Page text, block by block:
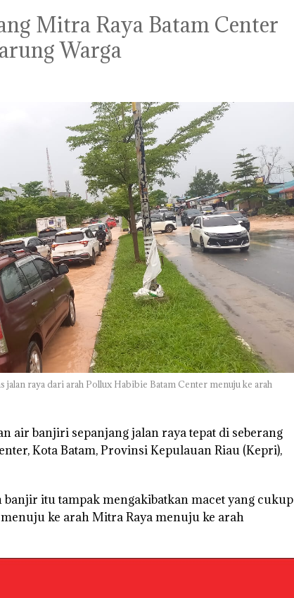
Mitra Raya Batam Center
Warga
jalan raya dari arah Pollux Habibie Batam Center menuju ke arah
air banjiri sepanjang jalan raya tepat di seberang
Kota Batam, Provinsi Kepulauan Riau (Kepri),
itu tampak mengakibatkan macet yang cukup
ke arah Mitra Raya menuju ke arah